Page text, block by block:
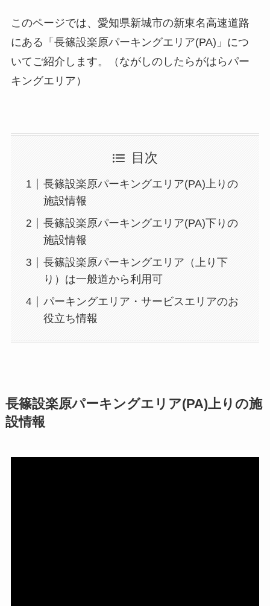
このページでは、愛知県新城市の新東名高速道路
にある「長篠設楽原パーキングエリア(PA)」につ
いてご紹介します。（ながしのしたらがはらパー
キングエリア）
目次
長篠設楽原パーキングエリア(PA)上りの
施設情報
長篠設楽原パーキングエリア(PA)下りの
施設情報
長篠設楽原パーキングエリア（上り下
り）は一般道から利用可
パーキングエリア・サービスエリアのお
役立ち情報
長篠設楽原パーキングエリア(PA)上りの施
設情報